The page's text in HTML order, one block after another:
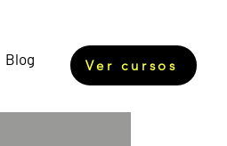
Blog Ver cursos